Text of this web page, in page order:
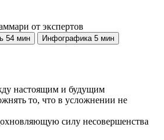
от экспертов
54 мин Инфографика 5 мин
настоящим и будущим
то, что в усложнении не
силу несовершенства